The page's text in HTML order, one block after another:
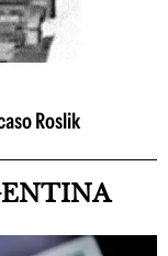
Roslik